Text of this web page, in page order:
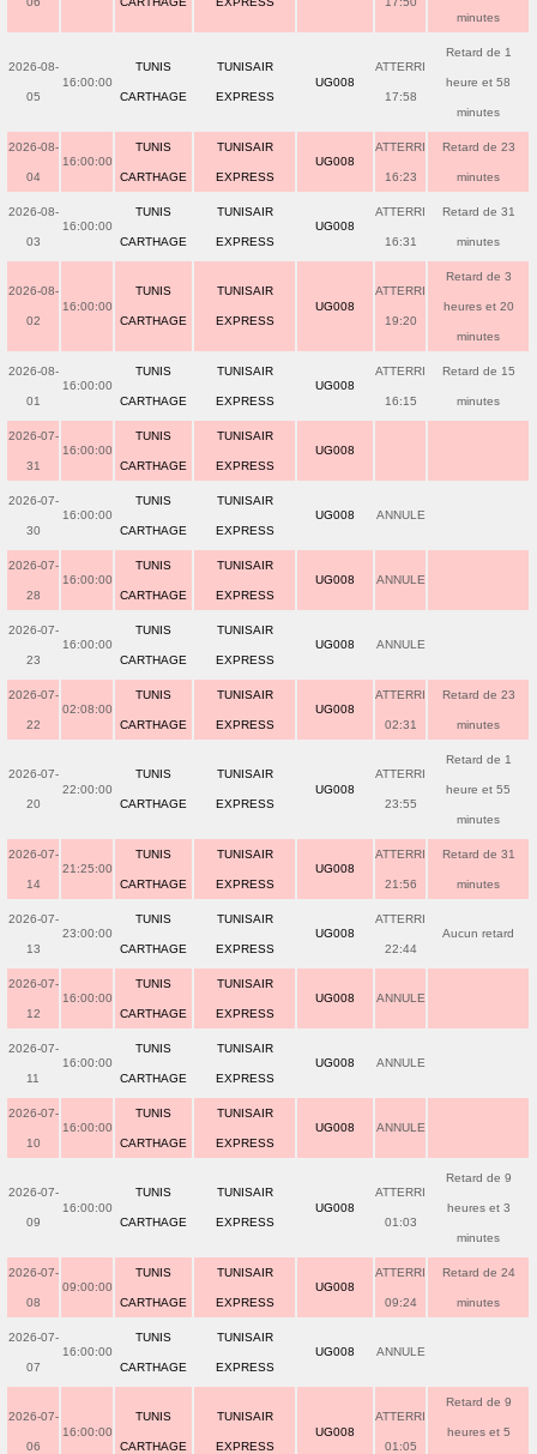
minutes
2026-08-
05
16:00:00
TUNIS
CARTHAGE
TUNISAIR
EXPRESS
UG008
ATTERRI
17:58
Retard de 1
heure et 58
minutes
2026-08-
04
16:00:00
TUNIS
CARTHAGE
TUNISAIR
EXPRESS
UG008
ATTERRI
16:23
Retard de 23
minutes
2026-08-
03
16:00:00
TUNIS
CARTHAGE
TUNISAIR
EXPRESS
UG008
ATTERRI
16:31
Retard de 31
minutes
2026-08-
02
16:00:00
TUNIS
CARTHAGE
TUNISAIR
EXPRESS
UG008
ATTERRI
19:20
Retard de 3
heures et 20
minutes
2026-08-
01
16:00:00
TUNIS
CARTHAGE
TUNISAIR
EXPRESS
UG008
ATTERRI
16:15
Retard de 15
minutes
2026-07-
31
16:00:00
TUNIS
CARTHAGE
TUNISAIR
EXPRESS
UG008
2026-07-
30
16:00:00
TUNIS
CARTHAGE
TUNISAIR
EXPRESS
UG008 ANNULE
2026-07-
28
16:00:00
TUNIS
CARTHAGE
TUNISAIR
EXPRESS
UG008 ANNULE
2026-07-
23
16:00:00
TUNIS
CARTHAGE
TUNISAIR
EXPRESS
UG008 ANNULE
2026-07-
22
02:08:00
TUNIS
CARTHAGE
TUNISAIR
EXPRESS
UG008
ATTERRI
02:31
Retard de 23
minutes
2026-07-
20
22:00:00
TUNIS
CARTHAGE
TUNISAIR
EXPRESS
UG008
ATTERRI
23:55
Retard de 1
heure et 55
minutes
2026-07-
14
21:25:00
TUNIS
CARTHAGE
TUNISAIR
EXPRESS
UG008
ATTERRI
21:56
Retard de 31
minutes
2026-07-
13
23:00:00
TUNIS
CARTHAGE
TUNISAIR
EXPRESS
UG008
ATTERRI
22:44
Aucun retard
2026-07-
12
16:00:00
TUNIS
CARTHAGE
TUNISAIR
EXPRESS
UG008 ANNULE
2026-07-
11
16:00:00
TUNIS
CARTHAGE
TUNISAIR
EXPRESS
UG008 ANNULE
2026-07-
10
16:00:00
TUNIS
CARTHAGE
TUNISAIR
EXPRESS
UG008 ANNULE
2026-07-
09
16:00:00
TUNIS
CARTHAGE
TUNISAIR
EXPRESS
UG008
ATTERRI
01:03
Retard de 9
heures et 3
minutes
2026-07-
08
09:00:00
TUNIS
CARTHAGE
TUNISAIR
EXPRESS
UG008
ATTERRI
09:24
Retard de 24
minutes
2026-07-
07
16:00:00
TUNIS
CARTHAGE
TUNISAIR
EXPRESS
UG008 ANNULE
2026-07-
06
16:00:00
TUNIS
CARTHAGE
TUNISAIR
EXPRESS
UG008
ATTERRI
01:05
Retard de 9
heures et 5